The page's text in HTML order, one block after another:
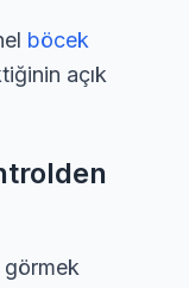
böcek
açık